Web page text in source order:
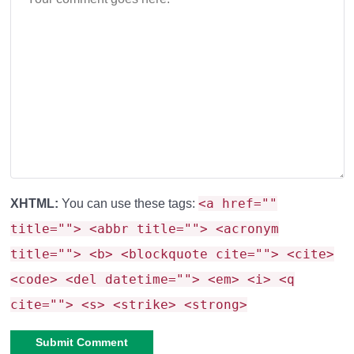
XHTML: You can use these tags: <a href=""
title=""> <abbr title=""> <acronym
title=""> <b> <blockquote cite=""> <cite>
<code> <del datetime=""> <em> <i> <q
cite=""> <s> <strike> <strong>